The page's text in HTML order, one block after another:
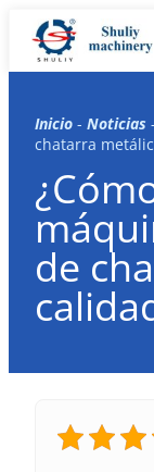
Inicio - Noticias -
chatarra
de